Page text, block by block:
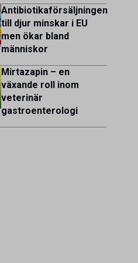
Antibiotikaförsäljningen
till djur minskar i EU
men ökar bland
människor
Mirtazapin – en
växande roll inom
veterinär
gastroenterologi